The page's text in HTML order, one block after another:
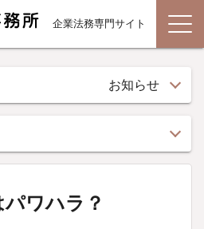
企業法務専門サイト
ワハラ？
お知らせ